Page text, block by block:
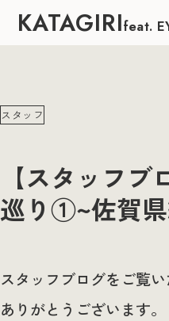
KATAGIRIfeat.
スタッフ
【スタッフ
巡り①~佐賀
スタッフブログをご覧
ありがとうございます。